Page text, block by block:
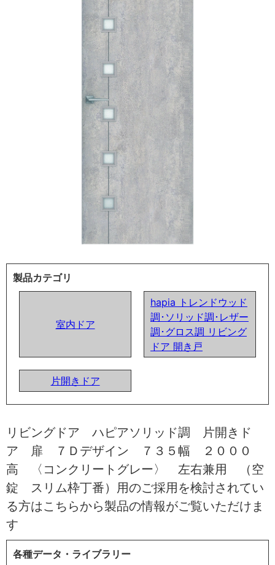
製品カテゴリ
室内ドア
hapia トレンドウッド
調･ソリッド調･レザー
調･グロス調 リビング
ドア 開き戸
片開きドア
リビングドア ハピアソリッド調 片開きド
ア 扉 ７Ｄデザイン ７３５幅 ２０００
高 〈コンクリートグレー〉 左右兼用 （空
錠 スリム枠丁番）用のご採用を検討されてい
る方はこちらから製品の情報がご覧いただけま
す
各種データ・ライブラリー